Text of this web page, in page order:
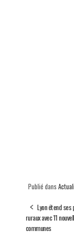
Publié dans
Lyon étend
ruraux avec 11
communes